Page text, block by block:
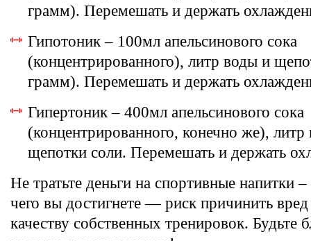
грамм). Перемешать и держать
Гипотоник – 100мл апельсинового сока
(концентрированного), литр воды и
грамм). Перемешать и держать
Гипертоник – 400мл апельсинового сока
(концентрированного, конечно же),
щепотки соли. Перемешать и держать
Не тратьте деньги на спортивные напитки
чего вы достигнете — риск причинить
качеству собственных тренировок. Будьте